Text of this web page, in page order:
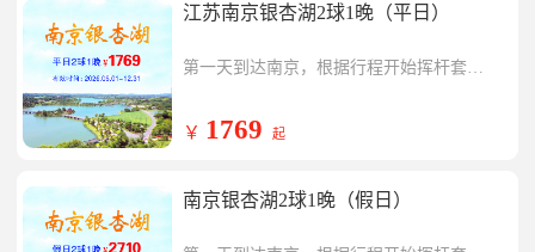
江苏南京银杏湖2球1晚（平日）
第一天到达南京，根据行程开始挥杆套餐
￥ 1769 起
南京银杏湖2球1晚（假日）